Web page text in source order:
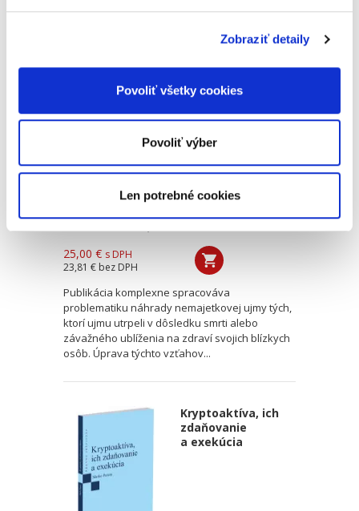
Zobraziť detaily
Povoliť všetky cookies
Povoliť výber
Len potrebné cookies
„Predkladaná publikácia je svojou šírkou aj
Náhrada
nemajetkovej ujmy
pozostalých
blízkych osôb
25,00 € s DPH
23,81 € bez DPH
Publikácia komplexne spracováva
problematiku náhrady nemajetkovej ujmy tých,
ktorí ujmu utrpeli v dôsledku smrti alebo
závažného ublíženia na zdraví svojich blízkych
osôb. Úprava týchto vzťahov...
Kryptoaktíva, ich
zdaňovanie
a exekúcia